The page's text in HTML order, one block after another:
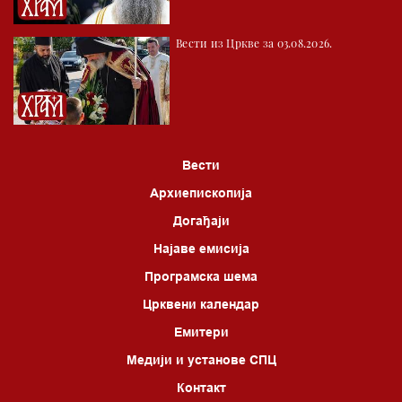
*најважније вести емитујемо на сваки пун сат
Вести из Цркве за 03.08.2026.
Вести
Архиепископија
Догађаји
Најаве емисија
Програмска шема
Црквени календар
Емитери
Медији и установе СПЦ
Контакт